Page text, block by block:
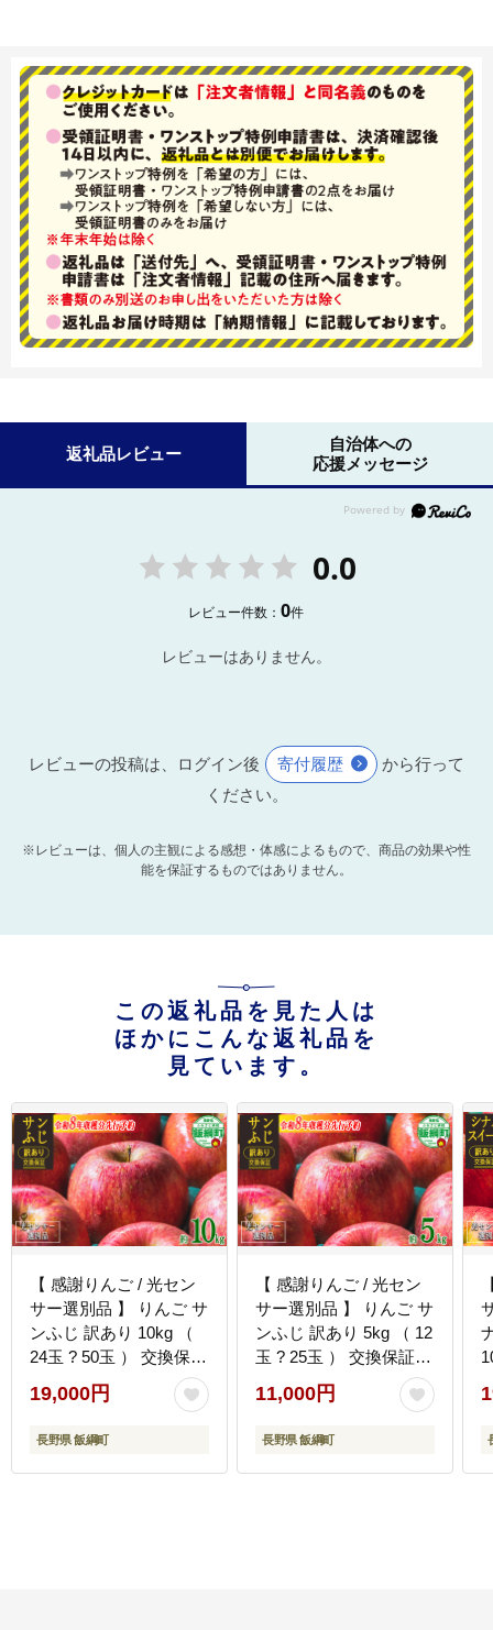
返礼品レビュー
自治体への
応援メッセージ
0.0
レビュー件数：0件
レビューはありません。
レビューの投稿は、ログイン後 寄付履歴
から行って
ください。
※レビューは、個人の主観による感想・体感によるもので、商品の効果や性
能を保証するものではありません。
この返礼品を見た人は
ほかにこんな返礼品を
見ています。
【 感謝りんご / 光セン
サー選別品 】 りんご サ
ンふじ 訳あり 10kg （
24玉 ? 50玉 ） 交換保証
ながの農業協同組合
2026年12月上旬頃から
2027年1月下旬頃まで順
穫分 傷 不揃い リンゴ
19,000円
長野県 飯綱町
【 感謝りんご / 光セン
サー選別品 】 りんご サ
ンふじ 訳あり 5kg （ 12
玉 ? 25玉 ） 交換保証
ながの農業協同組合
2026年12月上旬頃から
2027年1月下旬頃まで順
穫分 傷 不揃い リンゴ
11,000円
長野県 飯綱町